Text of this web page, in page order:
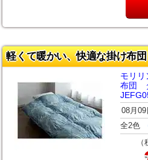
軽くて暖かい、快適な掛け布団
モリ
布団
08月
全2色
（